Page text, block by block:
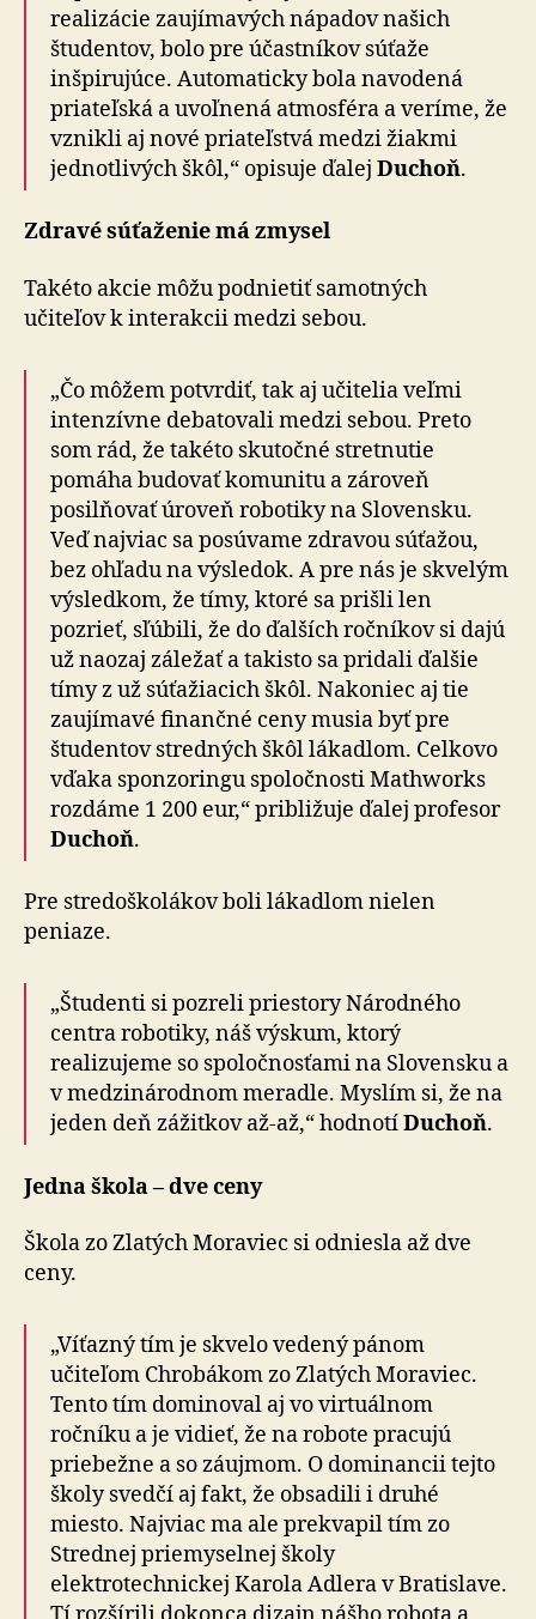
realizácie zaujímavých nápadov našich
študentov, bolo pre účastníkov súťaže
inšpirujúce. Automaticky bola navodená
priateľská a uvoľnená atmosféra a veríme, že
vznikli aj nové priateľstvá medzi žiakmi
jednotlivých škôl,“ opisuje ďalej Duchoň.
Zdravé súťaženie má zmysel
Takéto akcie môžu podnietiť samotných
učiteľov k interakcii medzi sebou.
„Čo môžem potvrdiť, tak aj učitelia veľmi
intenzívne debatovali medzi sebou. Preto
som rád, že takéto skutočné stretnutie
pomáha budovať komunitu a zároveň
posilňovať úroveň robotiky na Slovensku.
Veď najviac sa posúvame zdravou súťažou,
bez ohľadu na výsledok. A pre nás je skvelým
výsledkom, že tímy, ktoré sa prišli len
pozrieť, sľúbili, že do ďalších ročníkov si dajú
už naozaj záležať a takisto sa pridali ďalšie
tímy z už súťažiacich škôl. Nakoniec aj tie
zaujímavé finančné ceny musia byť pre
študentov stredných škôl lákadlom. Celkovo
vďaka sponzoringu spoločnosti Mathworks
rozdáme 1 200 eur,“ približuje ďalej profesor
Duchoň.
Pre stredoškolákov boli lákadlom nielen
peniaze.
„Študenti si pozreli priestory Národného
centra robotiky, náš výskum, ktorý
realizujeme so spoločnosťami na Slovensku a
v medzinárodnom meradle. Myslím si, že na
jeden deň zážitkov až-až,“ hodnotíDuchoň.
Jedna škola – dve ceny
Škola zo Zlatých Moraviec si odniesla až dve
ceny.
„Víťazný tím je skvelo vedený pánom
učiteľom Chrobákom zo Zlatých Moraviec.
Tento tím dominoval aj vo virtuálnom
ročníku a je vidieť, že na robote pracujú
priebežne a so záujmom. O dominancii tejto
školy svedčí aj fakt, že obsadili i druhé
miesto. Najviac ma ale prekvapil tím zo
Strednej priemyselnej školy
elektrotechnickej Karola Adlera v Bratislave.